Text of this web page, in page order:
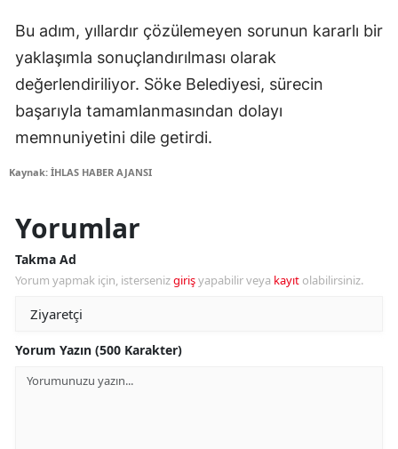
Bu adım, yıllardır çözülemeyen sorunun kararlı bir
yaklaşımla sonuçlandırılması olarak
değerlendiriliyor. Söke Belediyesi, sürecin
başarıyla tamamlanmasından dolayı
memnuniyetini dile getirdi.
Kaynak: İHLAS HABER AJANSI
Yorumlar
Takma Ad
Yorum yapmak için, istersenizgirişyapabilir veya kayıt olabilirsiniz.
Yorum Yazın (500 Karakter)